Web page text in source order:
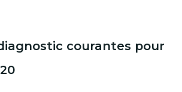
courantes pour